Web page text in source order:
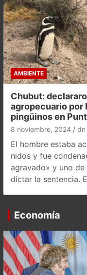
AMBIENTE
Chubut:
agropecuario por
pingüinos en
8 noviembre, 2024 dn
El hombre estaba
nidos y fue
agravado» y uno
dictar la sentencia.
Economía